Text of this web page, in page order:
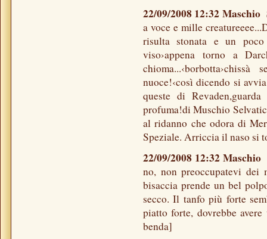
22/09/2008 12:32
a voce e mille
risulta stonata e un
viso›appena torno a
nuoce!‹così dicendo si
queste di
profuma!di Muschio
al ridanno che odora di
Speziale. Arriccia il naso si
22/09/2008 12:32
no, non preoccupatevi dei
bisaccia prende un bel
secco. Il tanfo più forte
piatto forte, dovrebbe
benda]